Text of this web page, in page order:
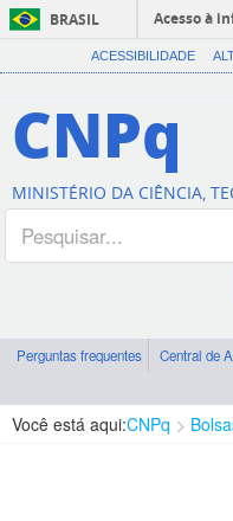
BRASIL
Acesso à
ACESSIBILIDADE
CNPq
MINISTÉRIO DA CIÊNCIA,
Perguntas frequentes Central de
Você está aqui:CNPq